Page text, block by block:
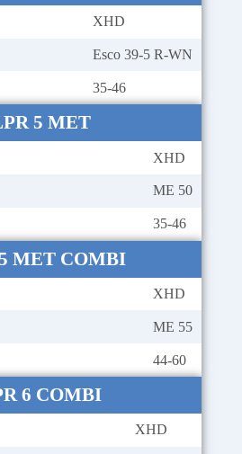
XHD
Esco 39-5 R-WN
35-46
5 MET
XHD
ME 50
35-46
MET COMBI
XHD
ME 55
44-60
6 COMBI
XHD